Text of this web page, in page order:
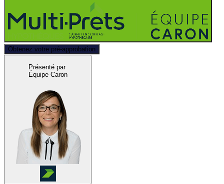
Obtenez votre pré-approbation
Présenté par
Équipe Caron